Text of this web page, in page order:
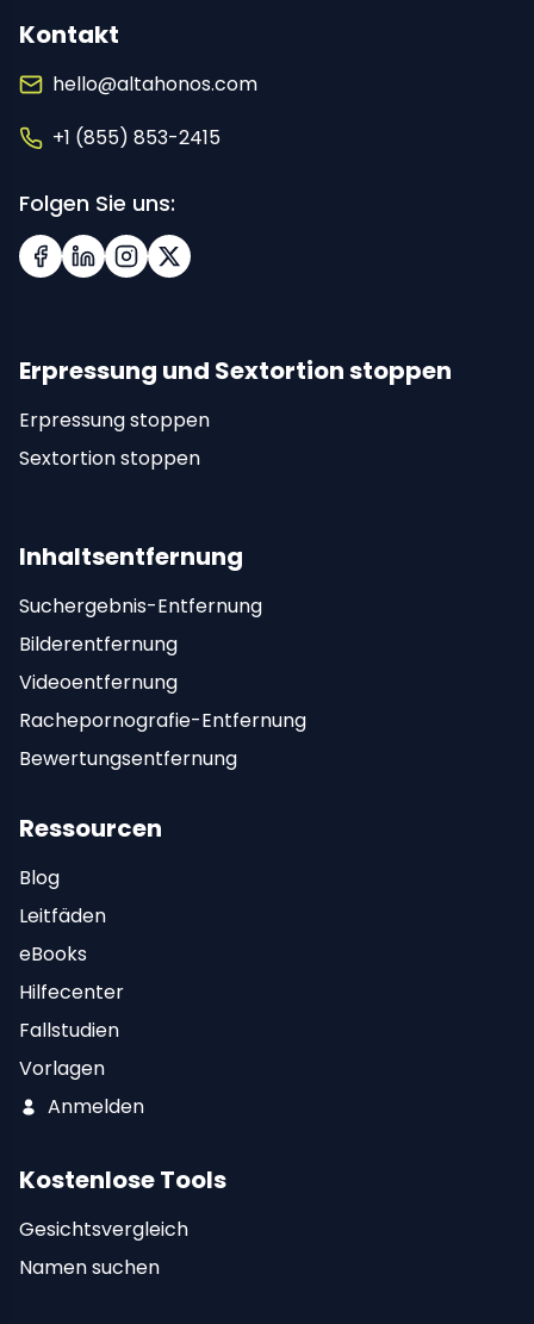
Kontakt
hello@altahonos.com
+1 (855) 853-2415
Folgen Sie uns:
Facebook
LinkedInInstagramX (Twitter)
Erpressung und Sextortion stoppen
Erpressung stoppen
Sextortion stoppen
Inhaltsentfernung
Suchergebnis-Entfernung
Bilderentfernung
Videoentfernung
Rachepornografie-Entfernung
Bewertungsentfernung
Ressourcen
Blog
Leitfäden
eBooks
Hilfecenter
Fallstudien
Vorlagen
Anmelden
Kostenlose Tools
Gesichtsvergleich
Namen suchen